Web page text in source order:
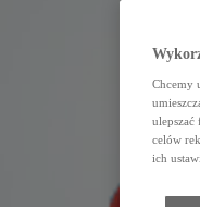
Chcemy
ulepszać
celów
ich